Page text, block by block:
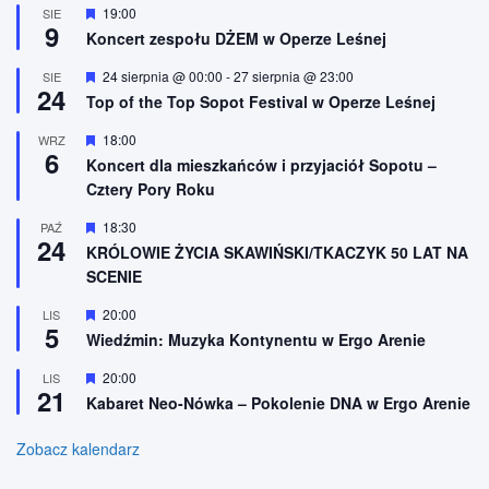
n
o
e
SIE
9
W
r
ż
n
o
n
e
19:00
Koncert zespołu DŻEM w Operze Leśnej
SIE
24
W
r
ż
n
o
e
24 sierpnia @ 00:00 -27 sierpnia @ 23:00
Top of the Top Sopot Festival w Operze Leśnej
WRZ
6
W
r
ó
n
i
o
n
18:00
Koncert dla mieszkańców i przyjaciół Sopotu –
Cztery Pory Roku
PAŹ
24
W
y
r
ó
n
i
o
e
18:30
KRÓLOWIE ŻYCIA SKAWIŃSKI/TKACZYK 50 LAT NA
SCENIE
LIS
5
W
y
r
ż
n
n
20:00
Wiedźmin: Muzyka Kontynentu w Ergo Arenie
LIS
21
W
y
r
ż
20:00
Kabaret Neo-Nówka – Pokolenie DNA w Ergo Arenie
Zobacz kalendarz